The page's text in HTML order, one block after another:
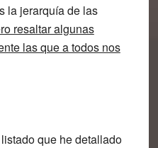
la jerarquía de las
resaltar algunas
las que a todos nos
que he detallado